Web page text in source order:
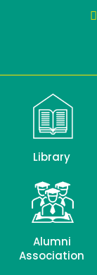
Library
Alumni
Association